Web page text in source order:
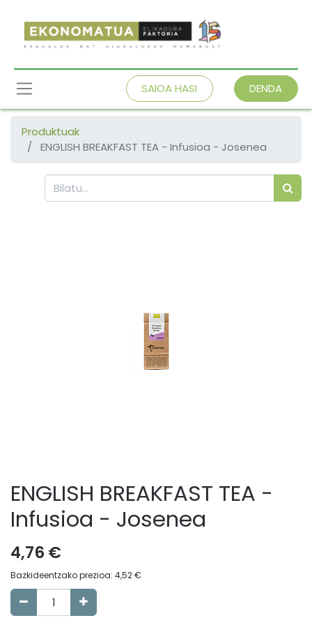
SAIOA HASI DENDA
Produktuak
ENGLISH BREAKFAST TEA - Infusioa - Josenea
ENGLISH BREAKFAST TEA -
Infusioa - Josenea
4,76 €
Bazkideentzako prezioa: 4,52€